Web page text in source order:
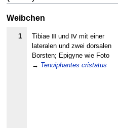
Weibchen
1
Tibiae Ⅲ und Ⅳ mit einer
lateralen und zwei dorsalen
Borsten; Epigyne wie Foto
→ Tenuiphantes cristatus